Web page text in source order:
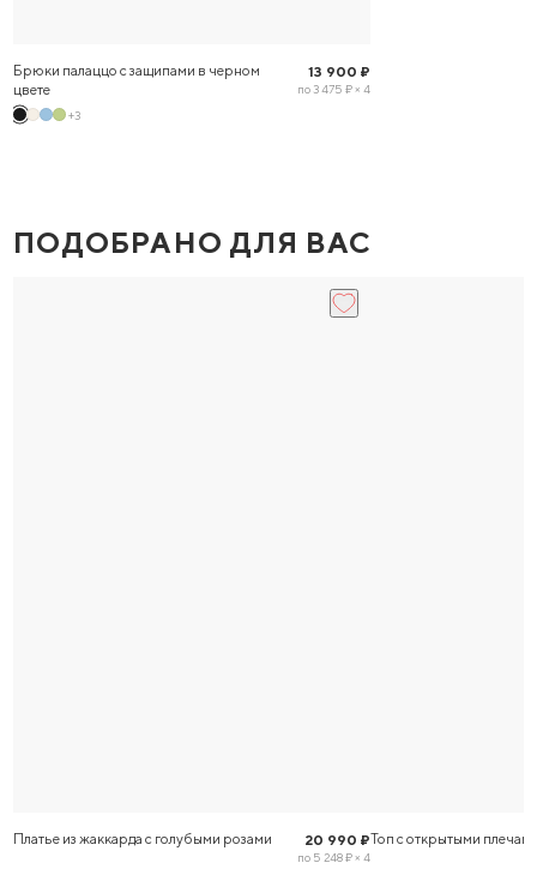
Брюки палаццо с защипами в черном
цвете
+3
13 900 ₽
по 3 475 ₽ × 4
ПОДОБРАНО ДЛЯ ВАС
Платье из жаккарда с голубыми розами 20 990 ₽
по 5 248 ₽ × 4
Топ с открытыми